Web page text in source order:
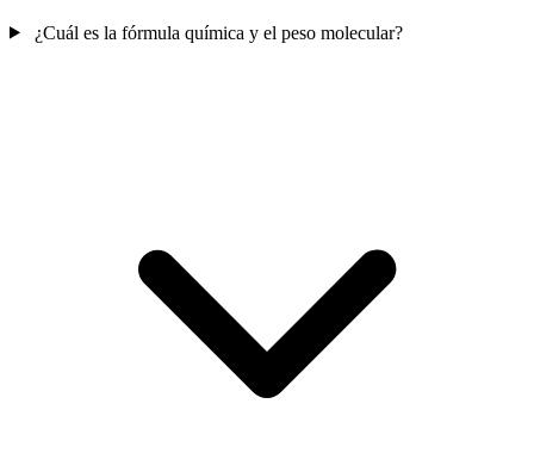
¿Cuál es la fórmula química y el peso molecular?